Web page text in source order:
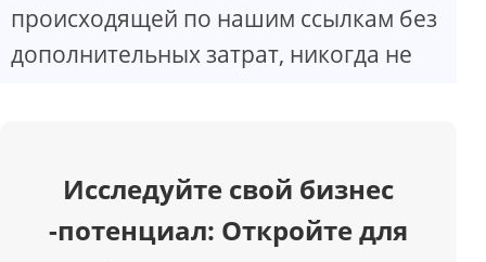
d
происходящей по нашим ссылкам без
дополнительных затрат, никогда не
Исследуйте свой бизнес
-потенциал: Откройте для